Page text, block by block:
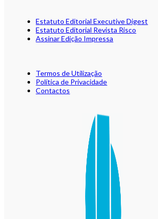
Estatuto Editorial Executive Digest
Estatuto Editorial Revista Risco
Assinar Edição Impressa
Termos de Utilização
Política de Privacidade
Contactos